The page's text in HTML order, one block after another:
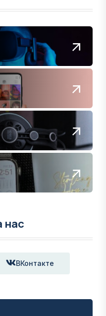
нас
ВКонтакте